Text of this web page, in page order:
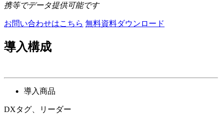
携等でデータ提供可能です
お問い合わせはこちら 無料資料ダウンロード
導入構成
導入商品
DXタグ、リーダー